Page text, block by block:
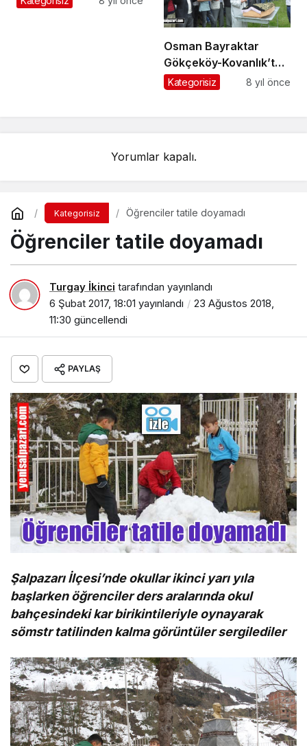
Osman Bayraktar
Gökçeköy-Kovanlık’ta
ebediyete uğurlandı
Kategorisiz 8 yıl önce
Yorumlar kapalı.
Kategorisiz Öğrenciler tatile doyamadı
Öğrenciler tatile doyamadı
Turgay İkinci tarafından yayınlandı
6 Şubat 2017, 18:01 yayınlandı
23 Ağustos 2018,
11:30 güncellendi
PAYLAŞ
Şalpazarı İlçesi’nde okullar ikinci yarı yıla
başlarken öğrenciler ders aralarında okul
bahçesindeki kar birikintileriyle oynayarak
sömstr tatilinden kalma görüntüler sergilediler